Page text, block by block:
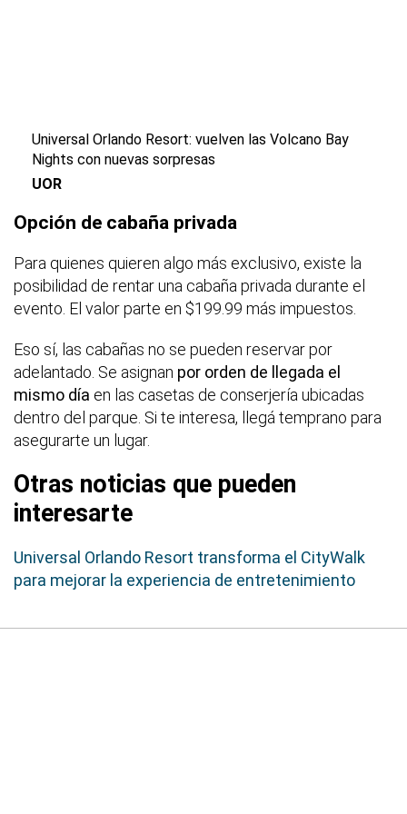
Universal Orlando Resort: vuelven las Volcano Bay
Nights con nuevas sorpresas
UOR
Opción de cabaña privada
Para quienes quieren algo más exclusivo, existe la
posibilidad de rentar una cabaña privada durante el
evento. El valor parte en $199.99 más impuestos.
Eso sí, las cabañas no se pueden reservar por
adelantado. Se asignan por orden de llegada el
mismo día en las casetas de conserjería ubicadas
dentro del parque. Si te interesa, llegá temprano para
asegurarte un lugar.
Otras noticias que pueden
interesarte
Universal Orlando Resort transforma el CityWalk
para mejorar la experiencia de entretenimiento